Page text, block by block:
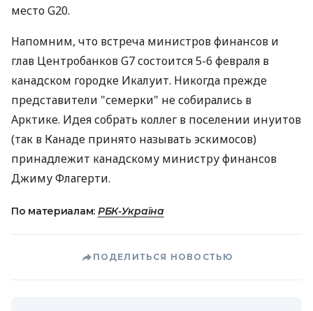
место G20.
Напомним, что встреча министров финансов и
глав Центробанков G7 состоится 5-6 февраля в
канадском городке Икалуит. Никогда прежде
представители "семерки" не собирались в
Арктике. Идея собрать коллег в поселении инуитов
(так в Канаде принято называть эскимосов)
принадлежит канадскому министру финансов
Джиму Флагерти.
По материалам: РБК-Україна
ПОДЕЛИТЬСЯ НОВОСТЬЮ